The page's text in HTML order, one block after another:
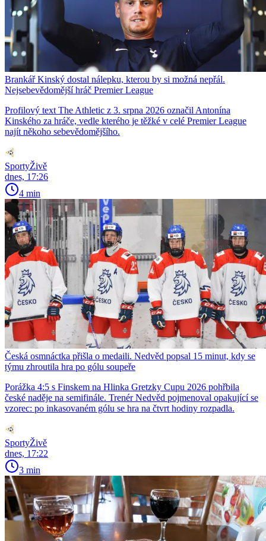
Brankář Kinský dostal nálepku, kterou by si možná nepřál.
Nejsebevědomější hráč Premier League
Profilový text The Athletic z 3. srpna 2026 označil Antonína
Kinského za hráče, vedle kterého je těžké v celé Premier League
najít někoho sebevědomějšího.
SportyŽivě
dnes, 17:26
4 min
Česká osmnáctka přišla o medaili. Nedvěd popsal 15 minut, kdy se
týmu zhroutila hra po gólu soupeře
Porážka 4:5 s Finskem na Hlinka Gretzky Cupu 2026 pohřbila
české naděje na semifinále. Trenér Nedvěd pojmenoval opakující se
vzorec: po inkasovaném gólu se hra na čtvrt hodiny rozpadla.
SportyŽivě
dnes, 17:22
3 min